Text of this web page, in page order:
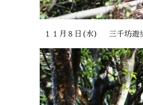
１１月８日(水） 三千坊遊